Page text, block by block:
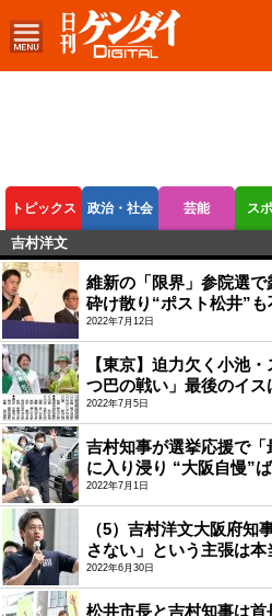
トピックス 政治・社会 芸能 ス
ボートレース
吉村洋文
維新の「限界」参院選
砕け散り“ポスト松井”も
2022年7月12日
【東京】迫力欠く小池
つ巴の戦い」最後のイス
2022年7月5日
吉村知事が選挙応援で
に入り浸り “大阪自慢”
2022年7月1日
（5）吉村洋文大阪府知
さない」という主張は本
2022年6月30日
松井市長と吉村知事は